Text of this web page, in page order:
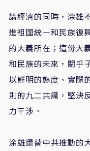
講經濟的同時，涂雄
進祖國統一和民族復
的大義所在；這份大
和民族的未來，關乎
以鮮明的態度、實際
則的九二共識，堅決
力干涉。
涂雄還替中共推動的